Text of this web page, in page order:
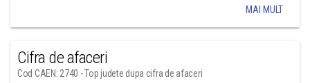
MAI MULT
Cifra de afaceri
Cod CAEN: 2740 - Top judete dupa cifra de afaceri